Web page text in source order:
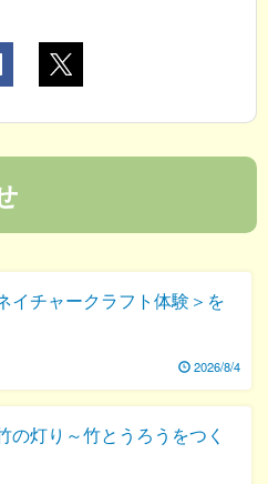
イチャークラフト体験＞を
2026/8/4
の灯り～竹とうろうをつく